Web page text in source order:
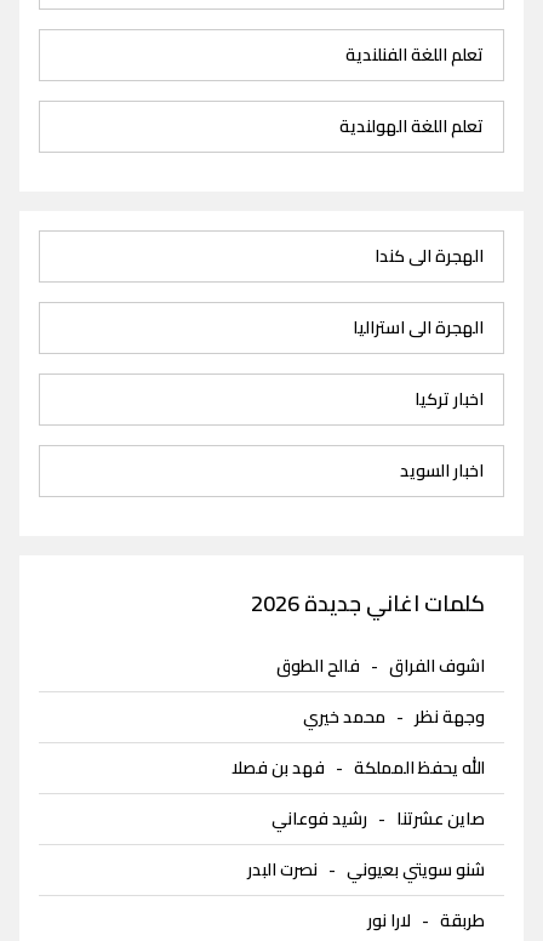
تعلم اللغة الفنلندية
تعلم اللغة الهولندية
الهجرة الى كندا
الهجرة الى استراليا
اخبار تركيا
اخبار السويد
كلمات اغاني جديدة 2026
اشوف الفراق - فالح الطوق
وجهة نظر - محمد خيري
الله يحفظ المملكة - فهد بن فصلا
صاين عشرتنا - رشيد فوعاني
شنو سويتي بعيوني - نصرت البدر
طربقة - لارا نور